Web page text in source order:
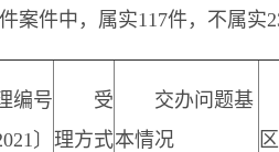
案件中，属实117件，不属实
编号
〕
受
理方式
交办问题基
本情况